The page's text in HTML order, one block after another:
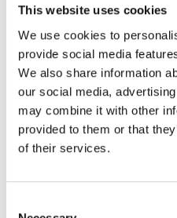
This website uses cookies
We use cookies to
provide social media
We also share information
our social media,
may combine it with other
provided to them or that
of their services.
Zablokowane emocje w
dużą sztywnością
Dużą rolę w procesie
zamrożonych w ciele
jaką proponuje np.
spontaniczny, taniec
dających fenomenalne
można zaliczyć również: